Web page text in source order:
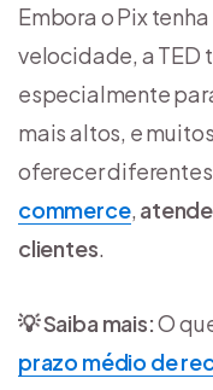
Embora o Pix
velocidade, a TED
especialmente
mais altos, e
oferecer diferentes
commerce,
clientes.
💡 Saiba mais:O
prazo médio de